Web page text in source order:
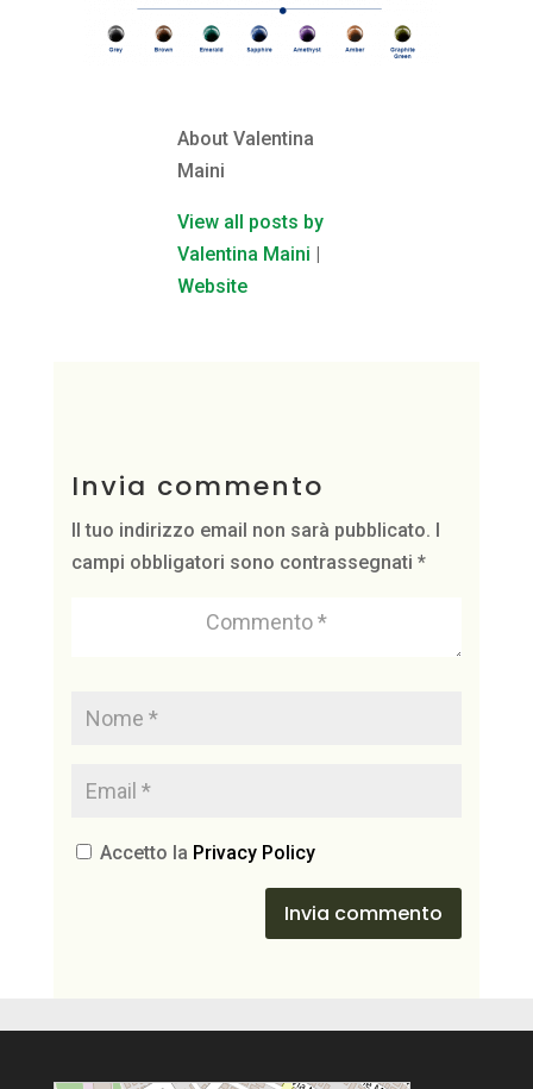
About Valentina
Maini
View all posts by
Valentina Maini |
Website
Invia commento
Il tuo indirizzo email non sarà pubblicato. I
campi obbligatori sono contrassegnati *
Accetto la Privacy Policy